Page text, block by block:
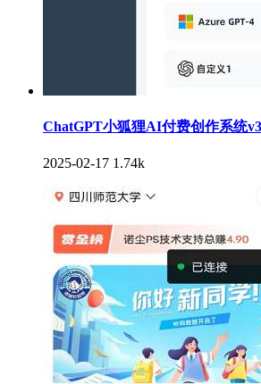
ChatGPT小狐狸AI付费创作系统
2025-02-17 1.74k